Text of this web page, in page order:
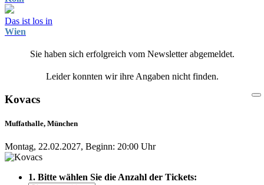
Das ist los in
Wien
Sie haben sich erfolgreich vom Newsletter abgemeldet.
Leider konnten wir ihre Angaben nicht finden.
Kovacs
Muffathalle, München
Montag, 22.02.2027, Beginn: 20:00 Uhr
1. Bitte wählen Sie die Anzahl der Tickets: